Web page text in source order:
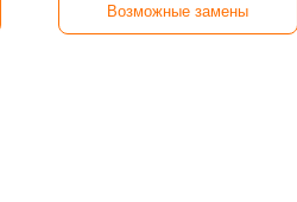
Возможные замены